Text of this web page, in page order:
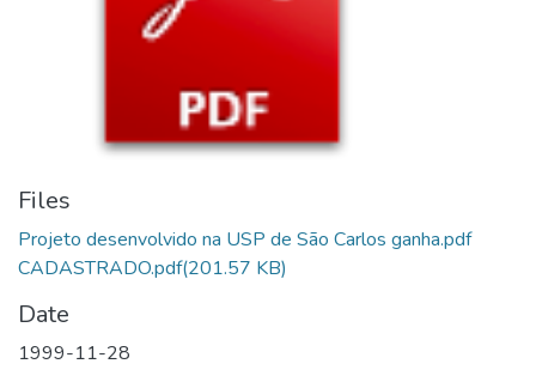
Files
Projeto desenvolvido na USP de São Carlos ganha.pdf
CADASTRADO.pdf(201.57 KB)
Date
1999-11-28